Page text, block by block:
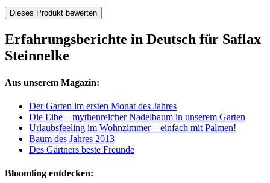
Dieses Produkt bewerten
Erfahrungsberichte in Deutsch für Saflax
Steinnelke
Aus unserem Magazin:
Der Garten im ersten Monat des Jahres
Die Eibe – mythenreicher Nadelbaum in unserem Garten
Urlaubsfeeling im Wohnzimmer – einfach mit Palmen!
Baum des Jahres 2013
Des Gärtners beste Freunde
Bloomling entdecken: